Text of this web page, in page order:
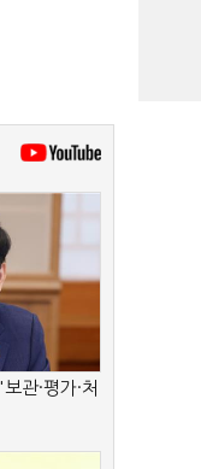
관·평가·처